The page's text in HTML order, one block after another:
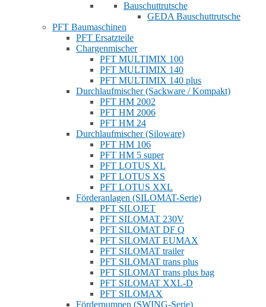
Bauschuttrutsche
GEDA Bauschuttrutsche
PFT Baumaschinen
PFT Ersatzteile
Chargenmischer
PFT MULTIMIX 100
PFT MULTIMIX 140
PFT MULTIMIX 140 plus
Durchlaufmischer (Sackware / Kompakt)
PFT HM 2002
PFT HM 2006
PFT HM 24
Durchlaufmischer (Siloware)
PFT HM 106
PFT HM 5 super
PFT LOTUS XL
PFT LOTUS XS
PFT LOTUS XXL
Förderanlagen (SILOMAT-Serie)
PFT SILOJET
PFT SILOMAT 230V
PFT SILOMAT DF Q
PFT SILOMAT EUMAX
PFT SILOMAT trailer
PFT SILOMAT trans plus
PFT SILOMAT trans plus bag
PFT SILOMAT XXL-D
PFT SILOMAX
Förderpumpen (SWING-Serie)